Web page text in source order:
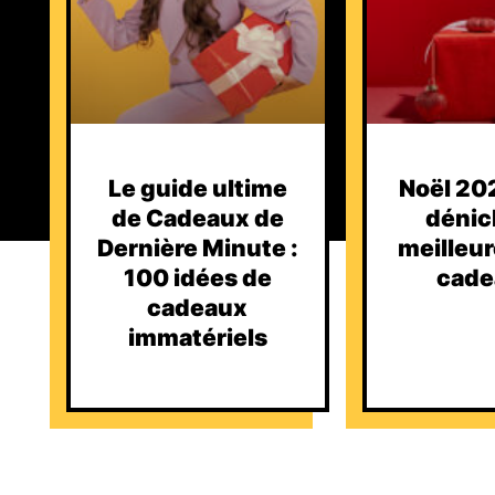
Le guide ultime
de Cadeaux de
Dernière Minute :
100 idées de
cadeaux
immatériels
Noël